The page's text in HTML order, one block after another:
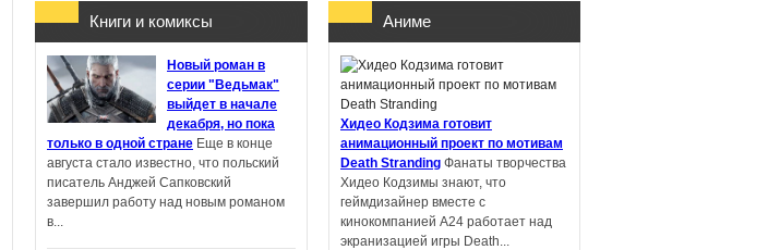
Здесь обитают
призраки - Джон Бойн
Пандемониум. Город
тёмных секретов -
Книги и комиксы
Новый роман в
серии "Ведьмак"
выйдет в начале
декабря, но пока
только в одной стране Еще в конце
августа стало известно, что польский
писатель Анджей Сапковский
завершил работу над новым романом
в...
Глава Xbox
бизнеса посл ...
PIN-UP: что
проверить перед
регистрацией и
первым депоз ...
Аниме
Хидео Кодзима готовит
анимационный проект по мотивам
Death Stranding Фанаты творчества
Хидео Кодзимы знают, что
геймдизайнер вместе с
кинокомпанией A24 работает над
экранизацией игры Death...